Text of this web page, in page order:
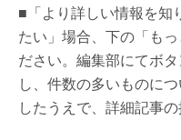
■「より詳しい情報を知
たい」場合、下の「も
ださい。編集部にてボ
し、件数の多いものに
したうえで、詳細記事